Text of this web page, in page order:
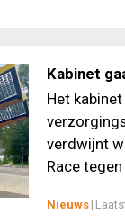
Kabinet
Het
verdwijnt
Race
Nieuws |